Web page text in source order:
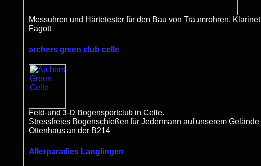
Messuhren und Härtetester für den Bau von Traumrohren.
Fagott
archers green club celle
Feld-und 3-D Bogensportclub in Celle.
Stressfreies Bogenschießen für Jedermann auf unserem
Ottenhaus an der B214
Allerparadies Langlingen